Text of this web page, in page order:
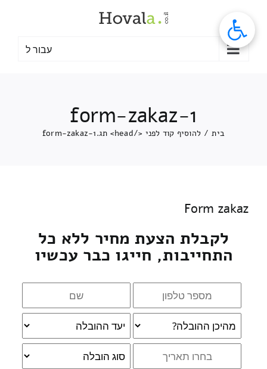
עבור ל
form-zakaz-1
בית / להוסיף קוד לפני </head> תג. form-zakaz-1
Form zakaz
לקבלת הצעת מחיר ללא כל
התחייבות, חייגו כבר עכשיו